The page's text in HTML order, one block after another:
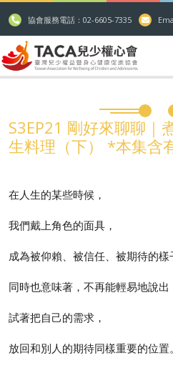
協會服務電話：02-6605-7335
S3EP21 剛好來聊聊｜
生料理（下） *本集含
在人生的某些時候，
我們戴上角色的面具，
成為被仰賴、被信任、被期待的樣
同時也意味著，不再能輕易地說出
試著把自己的需求，
放回和別人的期待同樣重要的位置。